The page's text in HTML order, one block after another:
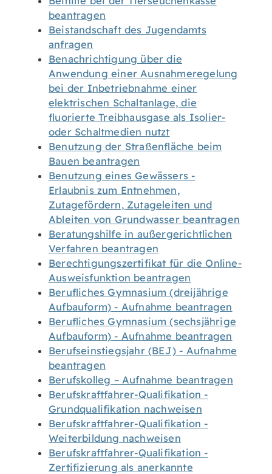
beantragen
Beistandschaft des Jugendamts
anfragen
Benachrichtigung über die
Anwendung einer Ausnahmeregelung
bei der Inbetriebnahme einer
elektrischen Schaltanlage, die
fluorierte Treibhausgase als Isolier-
oder Schaltmedien nutzt
Benutzung der Straßenfläche beim
Bauen beantragen
Benutzung eines Gewässers -
Erlaubnis zum Entnehmen,
Zutagefördern, Zutageleiten und
Ableiten von Grundwasser beantragen
Beratungshilfe in außergerichtlichen
Verfahren beantragen
Berechtigungszertifikat für die Online-
Ausweisfunktion beantragen
Berufliches Gymnasium (dreijährige
Aufbauform) - Aufnahme beantragen
Berufliches Gymnasium (sechsjährige
Aufbauform) - Aufnahme beantragen
Berufseinstiegsjahr (BEJ) - Aufnahme
beantragen
Berufskolleg – Aufnahme beantragen
Berufskraftfahrer-Qualifikation -
Grundqualifikation nachweisen
Berufskraftfahrer-Qualifikation -
Weiterbildung nachweisen
Berufskraftfahrer-Qualifikation -
Zertifizierung als anerkannte